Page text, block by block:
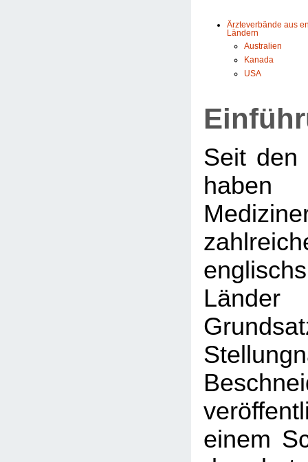
Ärzteverbände aus
Ländern
Australien
Kanada
USA
Seit den
haben
Länder
einem